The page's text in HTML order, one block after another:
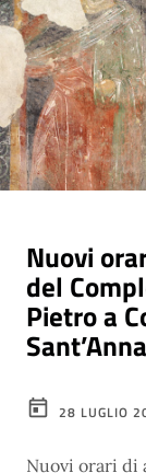
Nuovi
del
Pietro a
28 LUGLIO
Nuovi orari di